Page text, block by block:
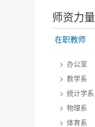
师资力量
在职教师
办公室
数学系
统计学系
物理系
体育系